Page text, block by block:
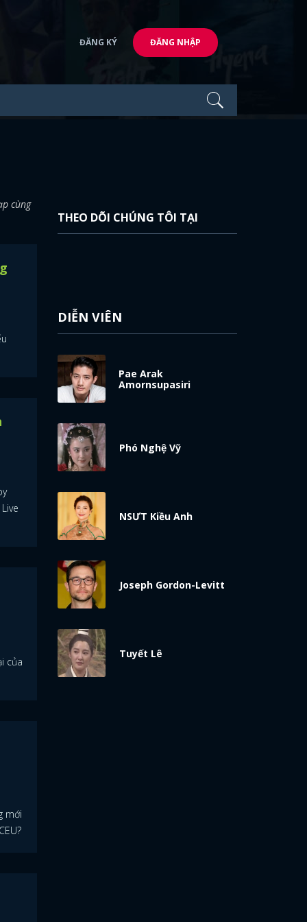
ĐĂNG KÝ ĐĂNG NHẬP
cùng
của
mới
THEO DÕI CHÚNG TÔI TẠI
DIỄN VIÊN
Pae Arak
Amornsupasiri
Phó Nghệ Vỹ
NSƯT Kiều Anh
Joseph Gordon-Levitt
Tuyết Lê